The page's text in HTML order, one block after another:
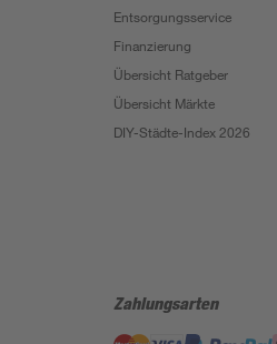
Entsorgungsservice
Finanzierung
Übersicht Ratgeber
Übersicht Märkte
DIY-Städte-Index 2026
Zahlungsarten